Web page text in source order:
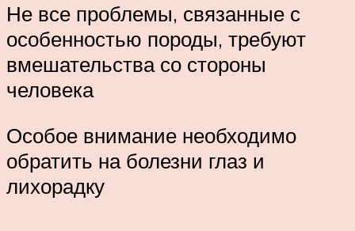
Не все проблемы, связанные с
особенностью породы, требуют
вмешательства со стороны
человека
Особое внимание необходимо
обратить на болезни глаз и
лихорадку